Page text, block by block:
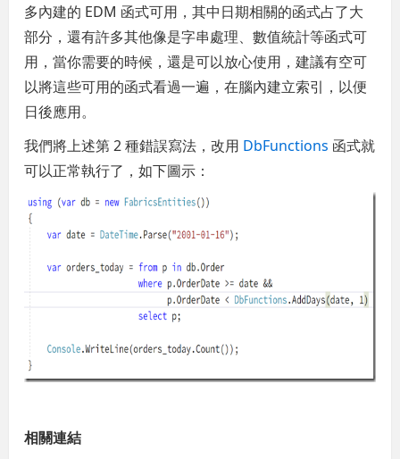
多內建的 EDM 函式可用，其中日期相關的函式占了大
部分，還有許多其他像是字串處理、數值統計等函式可
用，當你需要的時候，還是可以放心使用，建議有空可
以將這些可用的函式看過一遍，在腦內建立索引，以便
日後應用。
我們將上述第 2 種錯誤寫法，改用 DbFunctions 函式就
可以正常執行了，如下圖示：
相關連結